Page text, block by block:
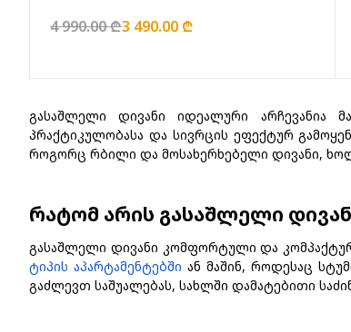
4 990.00 ₾3 490.00 ₾
გასაშლელი დივანი იდეალური არჩევანია
პრაქტიკულობასა და სივრცის ეფექტურ
როგორც რბილი და მოსახერხებელი დივანი,
რატომ არის გასაშლელი
გასაშლელი დივანი კომფორტული და
ტიპის აპარტამენტებში ან მაშინ, როდესაც
გაძლევთ საშუალებას, სახლში დამატებითი